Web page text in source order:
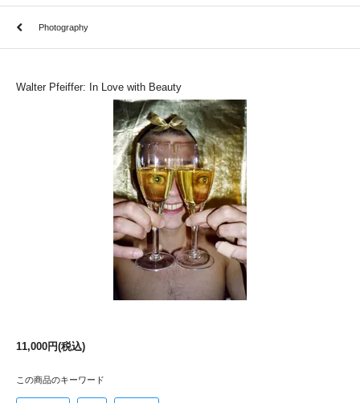
Photography
Walter Pfeiffer: In Love with Beauty
11,000円(税込)
この商品のキーワード